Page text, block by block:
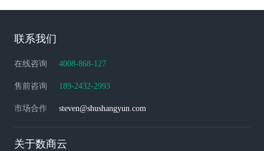
联系我们
在线咨询 4008-868-127
售前咨询 189-2432-2993
市场合作 steven@shushangyun.com
关于数商云